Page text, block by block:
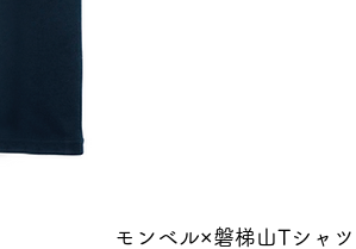
モンベル×磐梯山Tシャツ